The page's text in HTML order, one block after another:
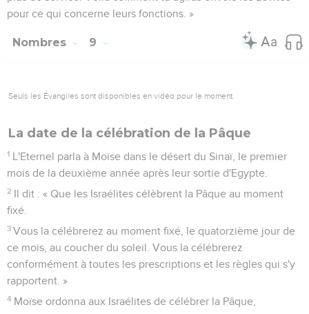
pour ce qui concerne leurs fonctions. »
Nombres 9
Seuls les Évangiles sont disponibles en vidéo pour le moment.
La date de la célébration de la Pâque
1 L'Eternel parla à Moïse dans le désert du Sinaï, le premier
mois de la deuxième année après leur sortie d'Egypte.
2 Il dit : « Que les Israélites célèbrent la Pâque au moment
fixé.
3 Vous la célébrerez au moment fixé, le quatorzième jour de
ce mois, au coucher du soleil. Vous la célébrerez
conformément à toutes les prescriptions et les règles qui s'y
rapportent. »
4 Moïse ordonna aux Israélites de célébrer la Pâque,